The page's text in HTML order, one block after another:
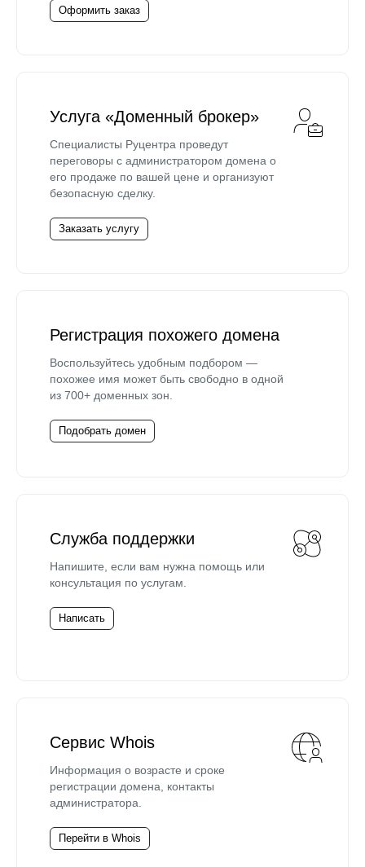
Оформить заказ
Услуга «Доменный брокер»
Специалисты Руцентра проведут
переговоры с администратором домена о
его продаже по вашей цене и организуют
безопасную сделку.
Заказать услугу
Регистрация похожего домена
Воспользуйтесь удобным подбором —
похожее имя может быть свободно в одной
из 700+ доменных зон.
Подобрать домен
Служба поддержки
Напишите, если вам нужна помощь или
консультация по услугам.
Написать
Сервис Whois
Информация о возрасте и сроке
регистрации домена, контакты
администратора.
Перейти в Whois